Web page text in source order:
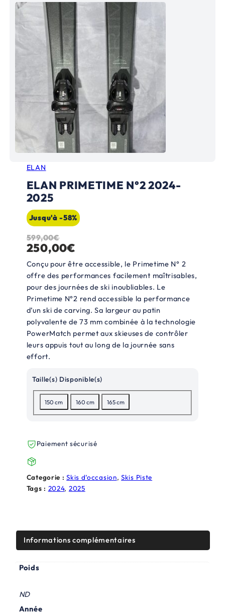
ELAN
ELAN PRIMETIME N°2 2024-
2025
Jusqu'à -58%
599,00€
L
p
r
i
x
i
n
l
é
t
a
5
9
9
250,00€
L
p
r
i
x
a
c
e
s
t
5
,
0
0
Conçu pour être accessible, le Primetime N° 2
offre des performances facilement maîtrisables,
pour des journées de ski inoubliables. Le
Primetime N°2 rend accessible la performance
d’un ski de carving. Sa largeur au patin
polyvalente de 73 mm combinée à la technologie
PowerMatch permet aux skieuses de contrôler
leurs appuis tout au long de la journée sans
effort.
Taille(s) Disponible(s)
150 cm 160 cm 165 cm
Paiement sécurisé
Categorie :Skis d’occasion, Skis Piste
Tags : 2024, 2025
Informations complémentaires
Poids
ND
Année